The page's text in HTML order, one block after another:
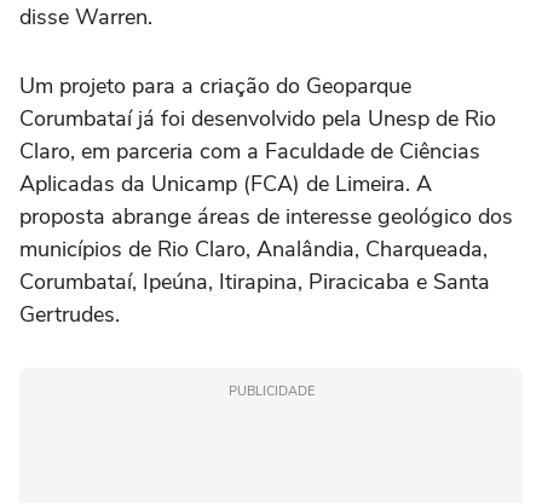
disse Warren.
Um projeto para a criação do Geoparque
Corumbataí já foi desenvolvido pela Unesp de Rio
Claro, em parceria com a Faculdade de Ciências
Aplicadas da Unicamp (FCA) de Limeira. A
proposta abrange áreas de interesse geológico dos
municípios de Rio Claro, Analândia, Charqueada,
Corumbataí, Ipeúna, Itirapina, Piracicaba e Santa
Gertrudes.
PUBLICIDADE